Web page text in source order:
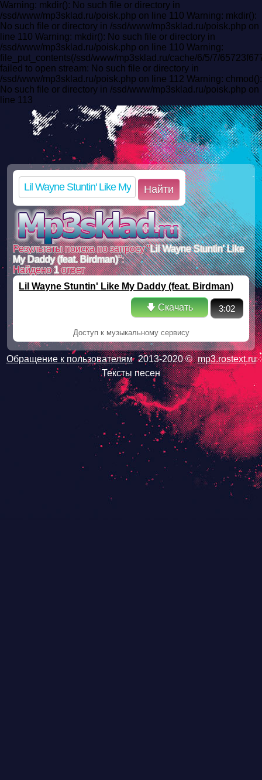
Warning: mkdir(): No such file or directory in
/ssd/www/mp3sklad.ru/poisk.php on line 110 Warning: mkdir():
No such file or directory in /ssd/www/mp3sklad.ru/poisk.php on
line 110 Warning: mkdir(): No such file or directory in
/ssd/www/mp3sklad.ru/poisk.php on line 110 Warning:
file_put_contents(/ssd/www/mp3sklad.ru/cache/6/5/7/
failed to open stream: No such file or directory in
/ssd/www/mp3sklad.ru/poisk.php on line 112 Warning: chmod():
No such file or directory in /ssd/www/mp3sklad.ru/poisk.php on
line 113
Найти
Результаты поиска по запросу " Lil Wayne Stuntin' Like
My Daddy (feat. Birdman)":
Найдено1ответ
Lil Wayne Stuntin' Like My Daddy (feat. Birdman)
🡇 Скачать 3:02
Доступ к музыкальному сервису
Обращение к пользователям 2013-2020 © mp3.rostext.ru
Тексты песен